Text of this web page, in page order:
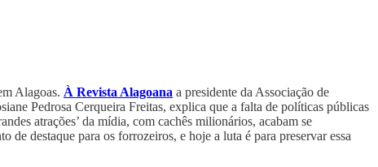
Alagoas. À Revista Alagoana a presidente da Associação de
Pedrosa Cerqueira Freitas, explica que a falta de políticas públicas
atrações’ da mídia, com cachês milionários, acabam se
de destaque para os forrozeiros, e hoje a luta é para preservar essa